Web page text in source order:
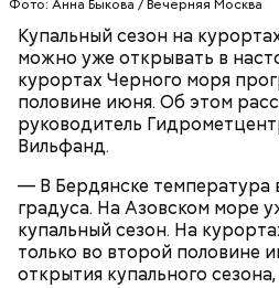
Фото: Анна Быкова / Вечерняя Москва
Купальный сезон на
можно уже открывать в
курортах Черного моря
половине июня. Об этом
руководитель
Вильфанд.
— В Бердянске температура
градуса. На Азовском море
купальный сезон. На
только во второй половине
открытия купального